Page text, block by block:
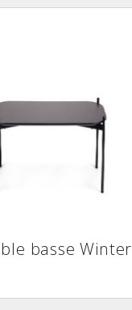
basse Winter